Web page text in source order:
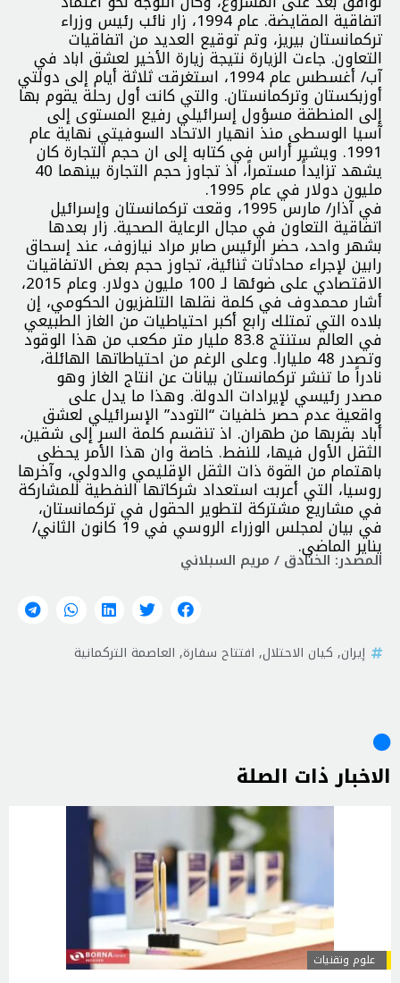
اتفاقية المقايضة. عام 1994، زار نائب رئيس وزراء
تركمانستان بيريز، وتم توقيع العديد من اتفاقيات
التعاون. جاءت الزيارة نتيجة زيارة الأخير لعشق اباد في
آب/ أغسطس عام 1994، استغرقت ثلاثة أيام إلى دولتي
أوزبكستان وتركمانستان. والتي كانت أول رحلة يقوم بها
إلى المنطقة مسؤول إسرائيلي رفيع المستوى إلى
آسيا الوسطى منذ انهيار الاتحاد السوفيتي نهاية عام
1991. ويشير أراس في كتابه إلى ان حجم التجارة كان
يشهد تزايداً مستمراً، اذ تجاوز حجم التجارة بينهما 40
مليون دولار في عام 1995.
في آذار/ مارس 1995، وقعت تركمانستان وإسرائيل
اتفاقية التعاون في مجال الرعاية الصحية. زار بعدها
بشهر واحد، حضر الرئيس صابر مراد نيازوف، عند إسحاق
رابين لإجراء محادثات ثنائية، تجاوز حجم بعض الاتفاقيات
الاقتصادي على ضوئها لـ 100 مليون دولار. وعام 2015،
أشار محمدوف في كلمة نقلها التلفزيون الحكومي، إن
بلاده التي تمتلك رابع أكبر احتياطيات من الغاز الطبيعي
في العالم ستنتج 83.8 مليار متر مكعب من هذا الوقود
وتصدر 48 مليارا. وعلى الرغم من احتياطاتها الهائلة،
نادراً ما تنشر تركمانستان بيانات عن انتاج الغاز وهو
مصدر رئيسي لإيرادات الدولة. وهذا ما يدل على
واقعية عدم حصر خلفيات “التودد” الإسرائيلي لعشق
أباد بقربها من طهران. اذ تنقسم كلمة السر إلى شقين،
الثقل الأول فيها، للنفط. خاصة وان هذا الأمر يحظى
باهتمام من القوة ذات الثقل الإقليمي والدولي، وآخرها
روسيا، التي أعربت استعداد شركاتها النفطية للمشاركة
في مشاريع مشتركة لتطوير الحقول في تركمانستان،
في بيان لمجلس الوزراء الروسي في 19 كانون الثاني/
يناير الماضي.
المصدر: الخنادق / مريم السبلاني
إيران, كيان الاحتلال, افتتاح سفارة, العاصمة التركمانية
الاخبار ذات الصلة
علوم وتقنيات